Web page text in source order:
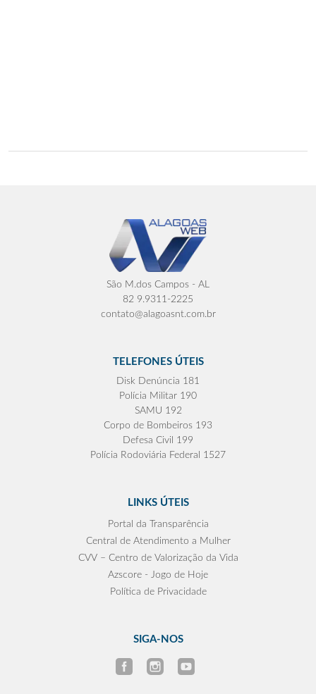
São M.dos Campos - AL
82 9.9311-2225
contato@alagoasnt.com.br
TELEFONES ÚTEIS
Disk Denúncia 181
Polícia Militar 190
SAMU 192
Corpo de Bombeiros 193
Defesa Civil 199
Polícia Rodoviária Federal 1527
LINKS ÚTEIS
Portal da Transparência
Central de Atendimento a Mulher
CVV – Centro de Valorização da Vida
Azscore - Jogo de Hoje
Política de Privacidade
SIGA-NOS